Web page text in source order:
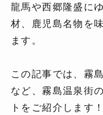
龍馬や西郷隆盛に
材、鹿児島名物を
ます。
この記事では、霧
など、霧島温泉街
トをご紹介します！